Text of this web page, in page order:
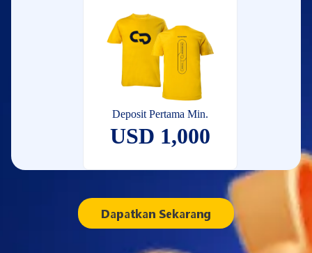
Deposit Pertama Min.
USD 1,000
Dapatkan Sekarang